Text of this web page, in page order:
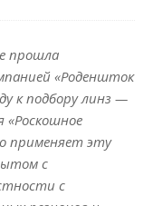
прошла
«Роденшток
к подбору линз —
«Роскошное
применяет эту
с
с